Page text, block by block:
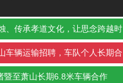
、传承孝道文化，让思念跨越时
空
车辆运输招聘，车队个人长期合
作，···
暨至萧山长期6.8米车辆合作